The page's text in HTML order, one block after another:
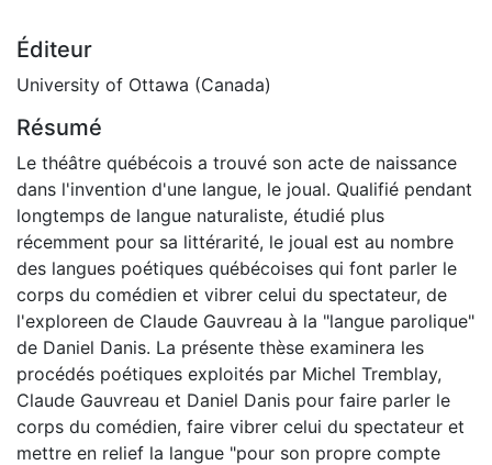
Éditeur
University of Ottawa (Canada)
Résumé
Le théâtre québécois a trouvé son acte de naissance
dans l'invention d'une langue, le joual. Qualifié pendant
longtemps de langue naturaliste, étudié plus
récemment pour sa littérarité, le joual est au nombre
des langues poétiques québécoises qui font parler le
corps du comédien et vibrer celui du spectateur, de
l'exploreen de Claude Gauvreau à la "langue parolique"
de Daniel Danis. La présente thèse examinera les
procédés poétiques exploités par Michel Tremblay,
Claude Gauvreau et Daniel Danis pour faire parler le
corps du comédien, faire vibrer celui du spectateur et
mettre en relief la langue "pour son propre compte